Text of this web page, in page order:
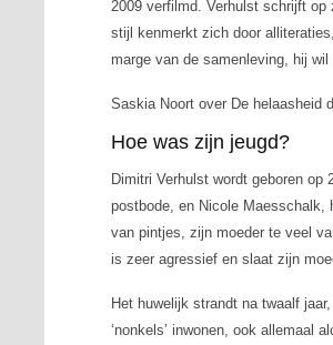
2009 verfilmd. Verhulst schrijft op
stijl kenmerkt zich door
marge van de samenleving, hij
Saskia Noort over De helaasheid
Hoe was zijn jeugd?
Dimitri Verhulst wordt geboren
postbode, en Nicole Maesschalk,
van pintjes, zijn moeder te veel
is zeer agressief en slaat zijn
Het huwelijk strandt na twaalf
‘nonkels’ inwonen, ook allemaal